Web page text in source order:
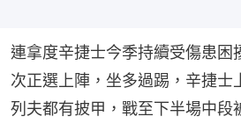
連拿度辛捷士今季持續受傷患困
次正選上陣，坐多過踢，辛捷士
列夫都有披甲，戰至下半場中段